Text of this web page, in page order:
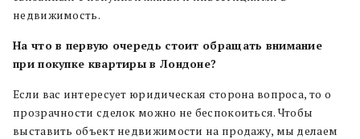
недвижимость.
На что в первую очередь стоит обращать внимание
при покупке квартиры в Лондоне?
Если вас интересует юридическая сторона вопроса, то о
прозрачности сделок можно не беспокоиться. Чтобы
выставить объект недвижимости на продажу, мы делаем